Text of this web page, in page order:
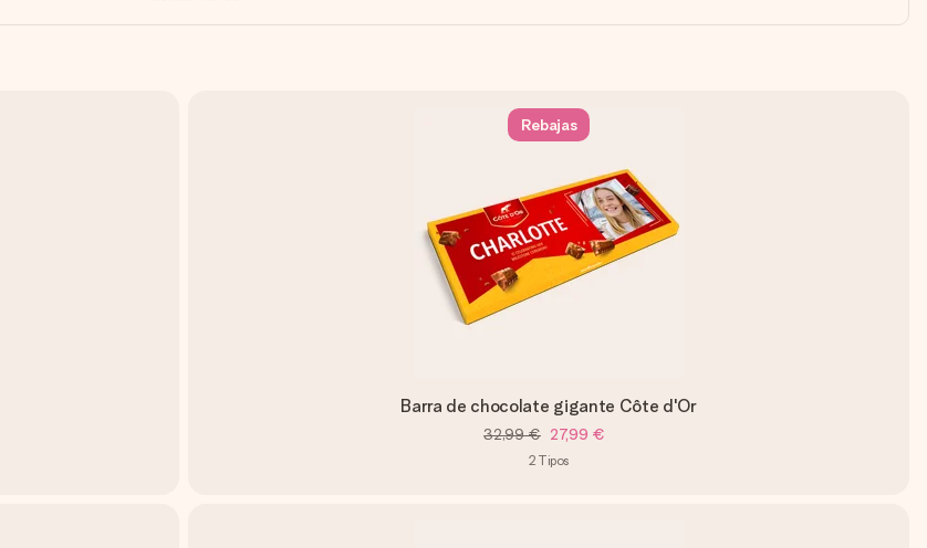
Rebajas
Barra de chocolate gigante Côte d'Or
32,99 € 27,99 €
2 Tipos